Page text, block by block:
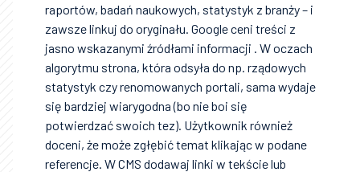
raportów, badań naukowych, statystyk z branży – i
zawsze linkuj do oryginału. Google ceni treści z
jasno wskazanymi źródłami informacji . W oczach
algorytmu strona, która odsyła do np. rządowych
statystyk czy renomowanych portali, sama wydaje
się bardziej wiarygodna (bo nie boi się
potwierdzać swoich tez). Użytkownik również
doceni, że może zgłębić temat klikając w podane
referencje. W CMS dodawaj linki w tekście lub